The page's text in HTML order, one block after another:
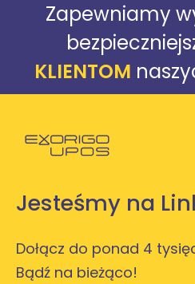
Zapewniamy
KLIENTOM
Jesteśmy na
Dołącz do ponad 4
Bądź na bieżąco!